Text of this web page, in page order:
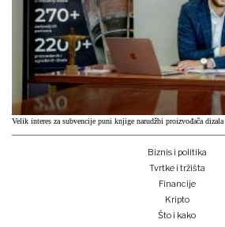
Velik interes za subvencije puni knjige narudžbi proizvođača dizala
Biznis i politika
Tvrtke i tržišta
Financije
Kripto
Što i kako